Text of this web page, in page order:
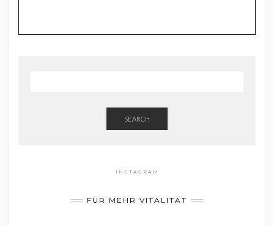
SEARCH
INSTAGRAM
FÜR MEHR VITALITÄT